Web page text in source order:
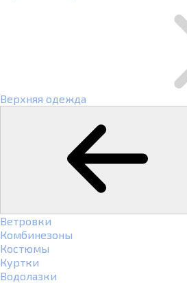
Верхняя одежда
Ветровки
Комбинезоны
Костюмы
Куртки
Водолазки